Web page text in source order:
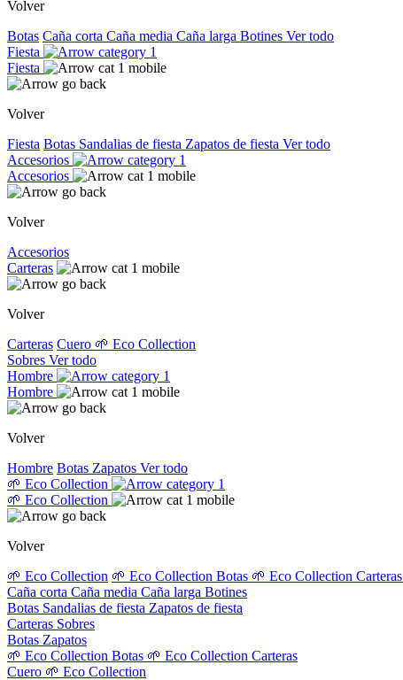
Volver
Botas Caña corta Caña media Caña larga Botines Ver todo
Fiesta
Fiesta
Volver
Fiesta Botas Sandalias de fiesta Zapatos de fiesta Ver todo
Accesorios
Accesorios
Volver
Accesorios
Carteras
Volver
Carteras Cuero 🌱 Eco Collection
Sobres Ver todo
Hombre
Hombre
Volver
Hombre Botas Zapatos Ver todo
🌱 Eco Collection
🌱 Eco Collection
Volver
🌱 Eco Collection 🌱 Eco Collection Botas 🌱 Eco Collection Carteras
Caña corta Caña media Caña larga Botines
Botas Sandalias de fiesta Zapatos de fiesta
Carteras Sobres
Botas Zapatos
🌱 Eco Collection Botas 🌱 Eco Collection Carteras
Cuero 🌱 Eco Collection